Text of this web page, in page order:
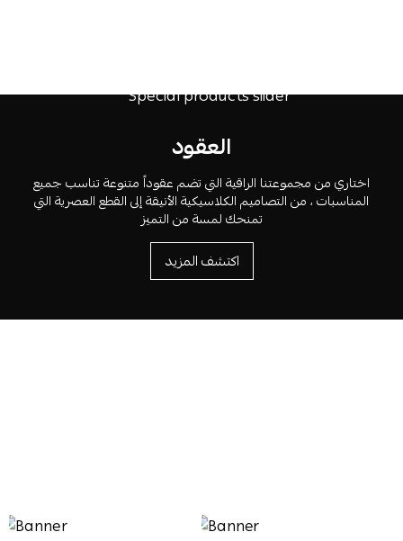
العقود
اختاري من مجموعتنا الراقية التي تضم عقوداً متنوعة تناسب جميع
المناسبات ، من التصاميم الكلاسيكية الأنيقة إلى القطع العصرية التي
تمنحك لمسة من التميز
اكتشف المزيد